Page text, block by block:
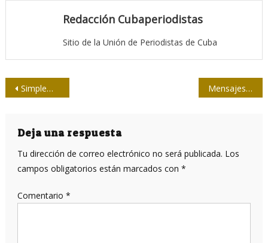
Redacción Cubaperiodistas
Sitio de la Unión de Periodistas de Cuba
Navegación
entradas
Simplemente, vida eterna Mensajes de condolencia
Deja una respuesta
Tu dirección de correo electrónico no será publicada. Los
campos obligatorios están marcados con *
Comentario *